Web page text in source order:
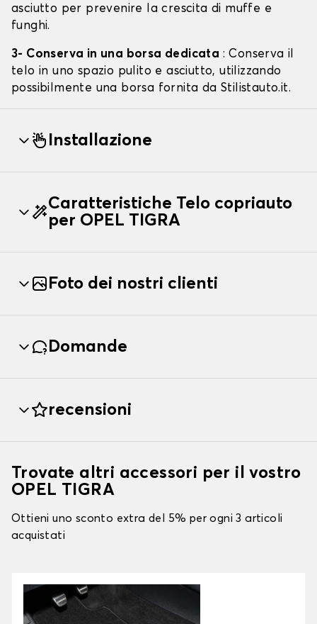
asciutto per prevenire la crescita di muffe e
funghi.
3- Conserva in una borsa dedicata : Conserva il
telo in uno spazio pulito e asciutto, utilizzando
possibilmente una borsa fornita da Stilistauto.it.
Installazione
Caratteristiche Telo copriauto
per OPEL TIGRA
Foto dei nostri clienti
Domande
recensioni
Trovate altri accessori per il vostro
OPEL TIGRA
Ottieni uno sconto extra del 5% per ogni 3 articoli
acquistati